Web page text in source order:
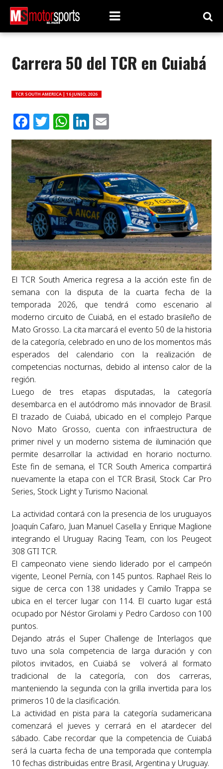
Carrera 50 del TCR en Cuiabá
TCR SOUTH AMERICA | 16 JUNIO, 2026
Facebook
Twitter
WhatsApp
LinkedIn
Email
El TCR South America regresa a la acción este fin de
semana con la disputa de la cuarta fecha de la
temporada 2026, que tendrá como escenario al
moderno circuito de Cuiabá, en el estado brasileño de
Mato Grosso. La cita marcará el evento 50 de la historia
de la categoría, celebrado en uno de los momentos más
esperados del calendario con la realización de
competencias nocturnas, debido al intenso calor de la
región.
Luego de tres etapas disputadas, la categoría
desembarca en el autódromo más innovador de Brasil.
El trazado de Cuiabá, ubicado en el complejo Parque
Novo Mato Grosso, cuenta con infraestructura de
primer nivel y un moderno sistema de iluminación que
permite desarrollar la actividad en horario nocturno.
Este fin de semana, el TCR South America compartirá
nuevamente la etapa con el TCR Brasil, Stock Car Pro
Series, Stock Light y Turismo Nacional.
La actividad contará con la presencia de los uruguayos
Joaquín Cafaro, Juan Manuel Casella y Enrique Maglione
integrando el Uruguay Racing Team, con los Peugeot
308 GTI TCR.
El campeonato viene siendo liderado por el campeón
vigente, Leonel Pernía, con 145 puntos. Raphael Reis lo
sigue de cerca con 138 unidades y Camilo Trappa se
ubica en el tercer lugar con 114. El cuarto lugar está
ocupado por Néstor Girolami y Pedro Cardoso con 100
puntos.
Dejando atrás el Super Challenge de Interlagos que
tuvo una sola competencia de larga duración y con
pilotos invitados, en Cuiabá se volverá al formato
tradicional de la categoría, con dos carreras,
manteniendo la segunda con la grilla invertida para los
primeros 10 de la clasificación.
La actividad en pista para la categoría sudamericana
comenzará el jueves y cerrará en el atardecer del
sábado. Cabe recordar que la competencia de Cuiabá
será la cuarta fecha de una temporada que contempla
10 fechas distribuidas entre Brasil, Argentina y Uruguay.